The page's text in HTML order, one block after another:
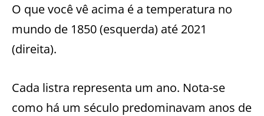
O que você vê acima é a temperatura no
mundo de 1850 (esquerda) até 2021
(direita).
Cada listra representa um ano. Nota-se
como há um século predominavam anos de